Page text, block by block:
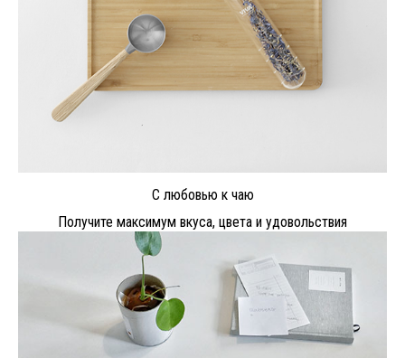
С любовью к чаю
Получите максимум вкуса, цвета и удовольствия